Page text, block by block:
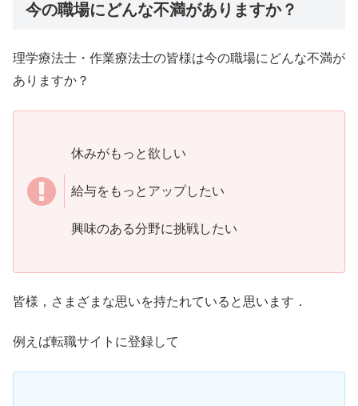
今の職場にどんな不満がありますか？
理学療法士・作業療法士の皆様は今の職場にどんな不満が
ありますか？
休みがもっと欲しい
給与をもっとアップしたい
興味のある分野に挑戦したい
皆様，さまざまな思いを持たれていると思います．
例えば転職サイトに登録して